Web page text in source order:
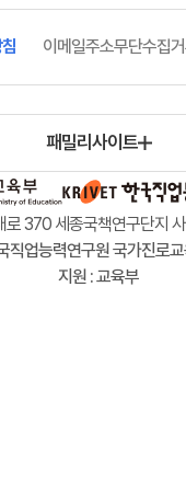
이메일주소무단수집
패밀리사이트
로 370 세종국책연구단지
직업능력연구원 국가진로
지원 : 교육부